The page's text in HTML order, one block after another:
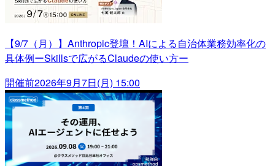
【9/7（月）】Anthropic登壇！AIによる自治体業務効率化の
具体例ーSkillsで広がるClaudeの使い方ー
開催前2026年9月7日(月) 15:00